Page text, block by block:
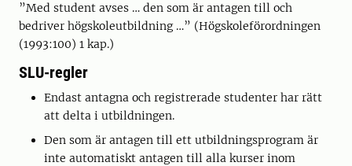
”Med student avses … den som är antagen till och
bedriver högskoleutbildning …” (Högskoleförordningen
(1993:100) 1 kap.)
SLU-regler
Endast antagna och registrerade studenter har rätt
att delta i utbildningen.
Den som är antagen till ett utbildningsprogram är
inte automatiskt antagen till alla kurser inom